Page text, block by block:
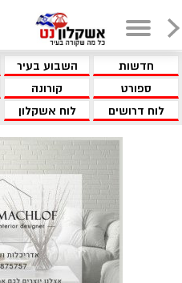
חדשות השבוע בעיר
ספורט
קורונה
לוח דרושים
לוח אשקלון